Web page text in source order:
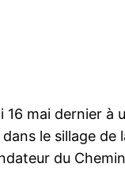
16 mai dernier
le sillage de
du